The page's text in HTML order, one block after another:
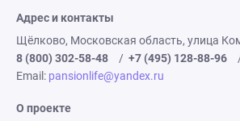
Адрес и контакты
Щёлково, Московская область, улица
8 (800) 302-58-48
/ +7 (495) 128-88-96
Email: pansionlife@yandex.ru
О проекте